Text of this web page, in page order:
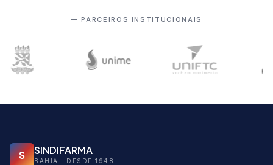
— PARCEIROS INSTITUCIONAIS
S SINDIFARMA
BAHIA · DESDE 1948